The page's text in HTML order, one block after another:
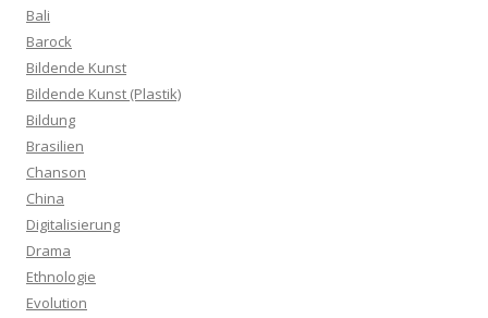
Bali
Barock
Bildende Kunst
Bildende Kunst (Plastik)
Bildung
Brasilien
Chanson
China
Digitalisierung
Drama
Ethnologie
Evolution